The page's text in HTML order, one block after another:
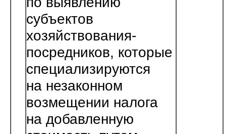
субъектов
хозяйствования-
посредников, которые
специализируются
на незаконном
возмещении налога
на добавленную